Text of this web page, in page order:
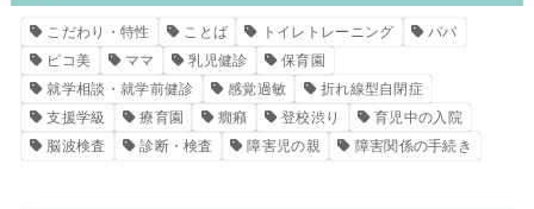
こだわり・特性 ことば トイレトレーニング
パパ
ピコ美
ママ 乳児健診
保育園
就学相談・就学前健診
感覚過敏
折れ線型自閉症
支援学級
療育園 癇癪 登校渋り
育児中の入院
脳波検査
診断・検査 障害児の親 障害関係の手続き